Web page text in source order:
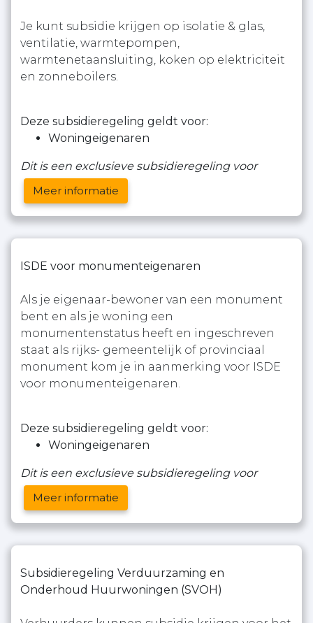
Je kunt subsidie krijgen op isolatie & glas,
ventilatie, warmtepompen,
warmtenetaansluiting, koken op elektriciteit
en zonneboilers.
Deze subsidieregeling geldt voor:
Woningeigenaren
Dit is een exclusieve subsidieregeling voor
Meer informatie
ISDE voor monumenteigenaren
Als je eigenaar-bewoner van een monument
bent en als je woning een
monumentenstatus heeft en ingeschreven
staat als rijks- gemeentelijk of provinciaal
monument kom je in aanmerking voor ISDE
voor monumenteigenaren.
Deze subsidieregeling geldt voor:
Woningeigenaren
Dit is een exclusieve subsidieregeling voor
Meer informatie
Subsidieregeling Verduurzaming en
Onderhoud Huurwoningen (SVOH)